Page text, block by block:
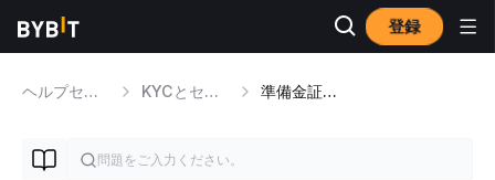
登録
ヘルプセンター KYCとセキュリティの問題 準備金証明（Proof of Reserves）